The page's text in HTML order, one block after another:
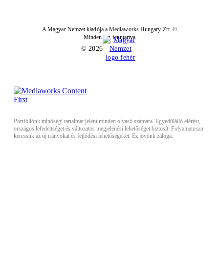
A Magyar Nemzet kiadója a Mediaworks Hungary Zrt. ©
Minden jog fenntartva
© 2026
Portfóliónk minőségi tartalmat jelent minden olvasó számára. Egyedülálló elérést,
országos lefedettséget és változatos megjelenési lehetőséget biztosít. Folyamatosan
keressük az új irányokat és fejlődési lehetőségeket. Ez jövőnk záloga.